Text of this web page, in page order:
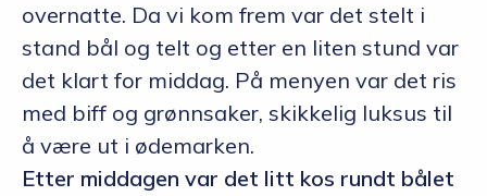
overnatte. Da vi kom frem var det stelt i
stand bål og telt og etter en liten stund var
det klart for middag. På menyen var det ris
med biff og grønnsaker, skikkelig luksus til
å være ut i ødemarken.
Etter middagen var det litt kos rundt bålet